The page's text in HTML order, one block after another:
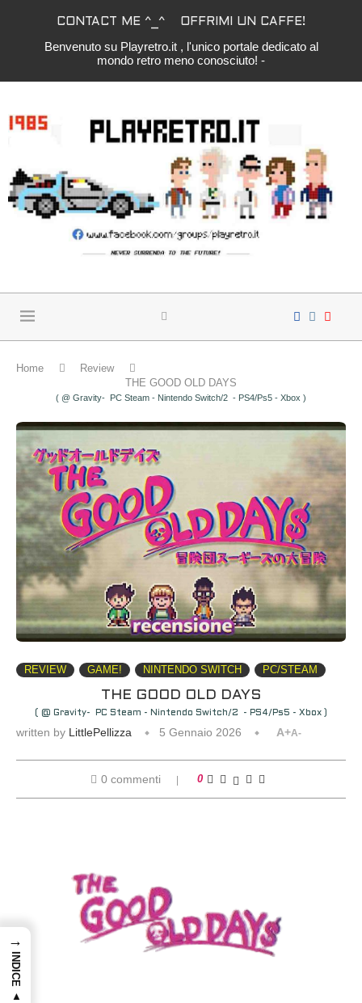
CONTACT ME ^_^ OFFRIMI UN CAFFE!
Benvenuto su Playretro.it , l'unico portale dedicato al
mondo retro meno conosciuto! -
Home
Review
THE GOOD OLD DAYS
( @ Gravity- PC Steam - Nintendo Switch/2 - PS4/Ps5 - Xbox )
REVIEW GAME! NINTENDO SWITCH PC/STEAM
THE GOOD OLD DAYS
( @ Gravity- PC Steam - Nintendo Switch/2 - PS4/Ps5 - Xbox )
written by LittlePellizza 5 Gennaio 2026 A+A-
0 commenti 0
→
INDICE ▲